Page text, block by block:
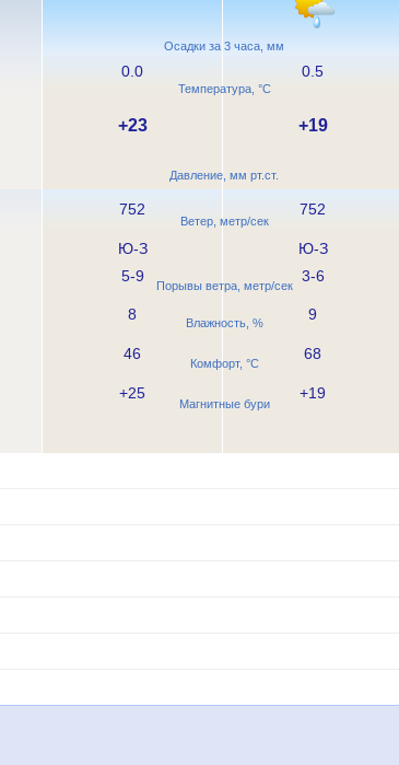
Осадки за 3 часа, мм
Температура, °C
Давление, мм рт.ст.
Ветер, метр/сек
Порывы ветра, метр/сек
Влажность, %
Комфорт, °C
Магнитные бури
0.0 0.5
+23 +19
752 752
Ю-З
5-9
Ю-З
3-6
8 9
46 68
+25 +19